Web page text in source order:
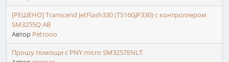
[РЕШЕНО] Transcend JetFlash330 (TS16GJF330) с контроллером
SM3255Q AB
Автор Petrooo
Прошу помощи с PNY micro SM3257ENLT